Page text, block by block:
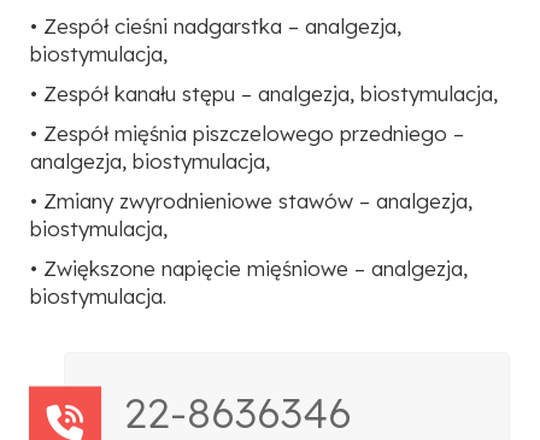
• Zespół cieśni nadgarstka – analgezja,
biostymulacja,
• Zespół kanału stępu – analgezja, biostymulacja,
• Zespół mięśnia piszczelowego przedniego –
analgezja, biostymulacja,
• Zmiany zwyrodnieniowe stawów – analgezja,
biostymulacja,
• Zwiększone napięcie mięśniowe – analgezja,
biostymulacja.
22-8636346